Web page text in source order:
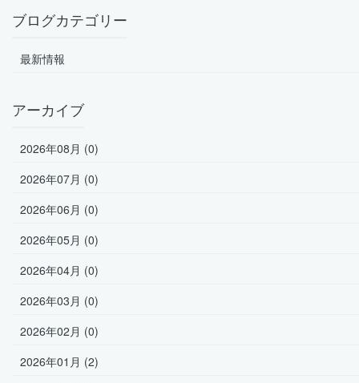
ブログカテゴリー
最新情報
アーカイブ
2026年08月 (0)
2026年07月 (0)
2026年06月 (0)
2026年05月 (0)
2026年04月 (0)
2026年03月 (0)
2026年02月 (0)
2026年01月 (2)